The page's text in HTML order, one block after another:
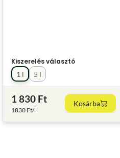
Kiszerelés választó
1 l
5 l
1 830 Ft
1830 Ft/l
Kosárba